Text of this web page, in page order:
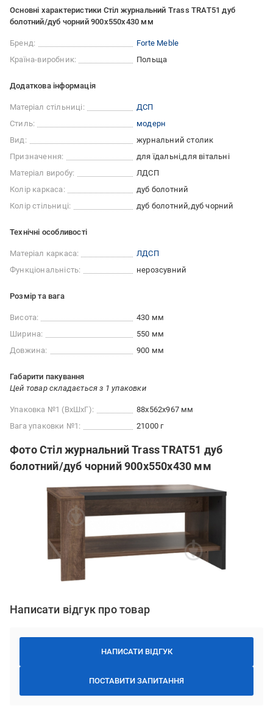
Основні характеристики Стіл журнальний Trass TRAT51 дуб
болотний/дуб чорний 900x550x430 мм
Бренд:
Forte Meble
Країна-виробник:
Польща
Додаткова інформація
Матеріал стільниці:
ДСП
Стиль:
модерн
Вид:
журнальний столик
Призначення:
для їдальні для вітальні
Матеріал виробу:
ЛДСП
Колір каркаса:
дуб болотний
Колір стільниці:
дуб болотний дуб чорний
Технічні особливості
Матеріал каркаса:
ЛДСП
Функціональність:
нерозсувний
Розмір та вага
Висота:
430 мм
Ширина:
550 мм
Довжина:
900 мм
Габарити пакування
Цей товар складається з 1 упаковки
Упаковка №1 (ВхШхГ):
88x562x967 мм
Вага упаковки №1:
21000 г
Фото Стіл журнальний Trass TRAT51 дуб
болотний/дуб чорний 900x550x430 мм
Написати відгук про товар
НАПИСАТИ ВІДГУК
ПОСТАВИТИ ЗАПИТАННЯ